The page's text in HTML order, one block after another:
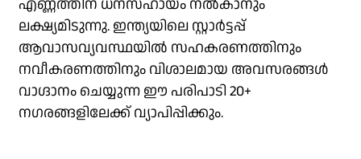
എണ്ണത്തിന് ധനസഹായം നൽകാനും
ലക്ഷ്യമിടുന്നു. ഇന്ത്യയിലെ സ്റ്റാർട്ടപ്പ്
ആവാസവ്യവസ്ഥയിൽ സഹകരണത്തിനും
നവീകരണത്തിനും വിശാലമായ അവസരങ്ങൾ
വാഗ്ദാനം ചെയ്യുന്ന ഈ പരിപാടി 20+
നഗരങ്ങളിലേക്ക് വ്യാപിപ്പിക്കും.